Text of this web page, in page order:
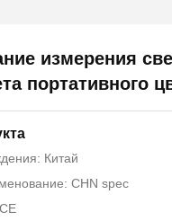
измерения
портативного
Китай
CHN spec